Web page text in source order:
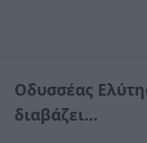
Οδυσσέας
διαβάζει…